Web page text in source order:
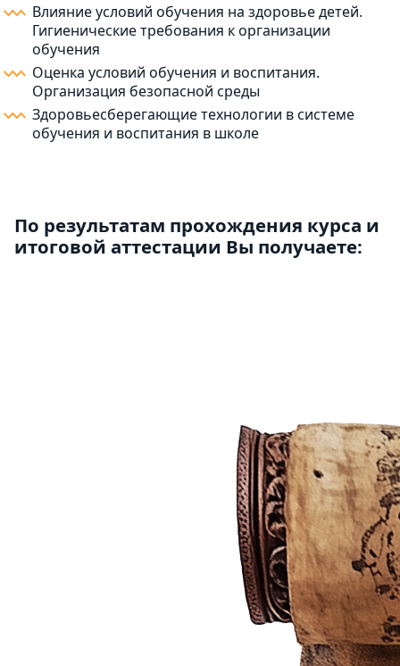
Влияние условий обучения на здоровье детей.
Гигиенические требования к организации
обучения
Оценка условий обучения и воспитания.
Организация безопасной среды
Здоровьесберегающие технологии в системе
обучения и воспитания в школе
По результатам прохождения курса и
итоговой аттестации Вы получаете: